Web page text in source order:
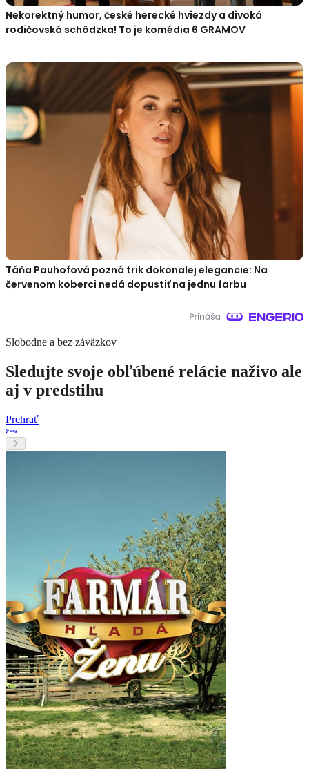
Nekorektný humor, české herecké hviezdy a divoká
rodičovská schôdzka! To je komédia 6 GRAMOV
Táňa Pauhofová pozná trik dokonalej elegancie: Na
červenom koberci nedá dopustiť na jednu farbu
Slobodne a bez záväzkov
Sledujte svoje obľúbené relácie naživo ale
aj v predstihu
Prehrať